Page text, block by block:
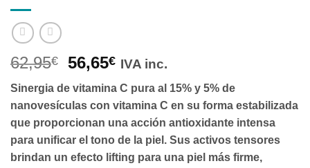
62,95€ 56,65€ IVA inc.
Sinergia de vitamina C pura al 15% y 5% de
nanovesículas con vitamina C en su forma estabilizada
que proporcionan una acción antioxidante intensa
para unificar el tono de la piel. Sus activos tensores
brindan un efecto lifting para una piel más firme,